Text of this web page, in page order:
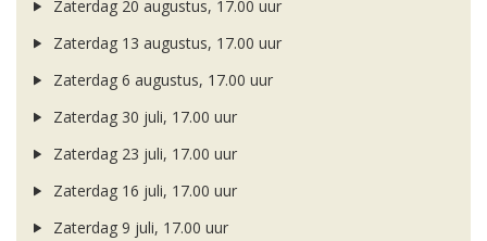
Zaterdag 20 augustus, 17.00 uur
Zaterdag 13 augustus, 17.00 uur
Zaterdag 6 augustus, 17.00 uur
Zaterdag 30 juli, 17.00 uur
Zaterdag 23 juli, 17.00 uur
Zaterdag 16 juli, 17.00 uur
Zaterdag 9 juli, 17.00 uur